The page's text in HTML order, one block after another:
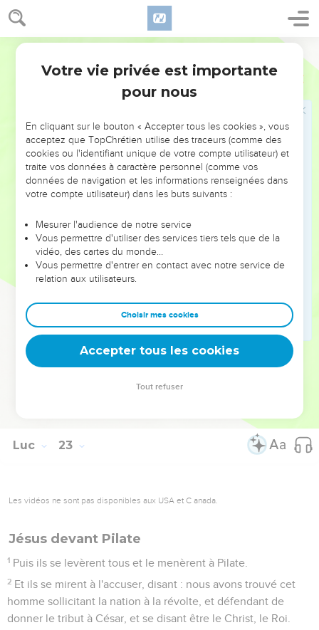
22
frappaient.
64 Et lui ayant bandé les yeux, ils lui donnaient des coups sur
le visage, et l'interrogeaient, disant : devine qui est celui qui
t'a frappé ?
Et ils disaient plusieurs autres choses contre lui, en
Jésus devant le Conseil supérieur
Et quand le jour fut venu, les Anciens du peuple, et les
principaux Sacrificateurs, et les Scribes, s'assemblèrent, et
Et [lui] dirent : si tu es le Christ, dis-le-nous. Et il leur
répondit : si je vous le dis, vous ne le croirez point.
Que si aussi je vous interroge, vous ne me répondrez
point, et vous ne me laisserez point aller.
Désormais le Fils de l'homme sera assis à la droite de la
puissance de Dieu.
Alors ils dirent tous : es-tu donc le Fils de Dieu ? Il leur dit :
vous le dites vous-mêmes que je le suis.
Et ils dirent : qu'avons-nous besoin encore de
Luc 23
Les vidéos ne sont pas disponibles aux USA et C anada.
Jésus devant Pilate
1 Puis ils se levèrent tous et le menèrent à Pilate.
2 Et ils se mirent à l'accuser, disant : nous avons trouvé cet
homme sollicitant la nation à la révolte, et défendant de
donner le tribut à César, et se disant être le Christ, le Roi.
Votre vie privée est importante
pour nous
En cliquant sur le bouton « Accepter tous les cookies », vous
acceptez que TopChrétien utilise des traceurs (comme des
cookies ou l'identifiant unique de votre compte utilisateur) et
traite vos données à caractère personnel (comme vos
données de navigation et les informations renseignées dans
votre compte utilisateur) dans les buts suivants :
Mesurer l'audience de notre service
Vous permettre d'utiliser des services tiers tels que de la
vidéo, des cartes du monde…
Vous permettre d'entrer en contact avec notre service de
relation aux utilisateurs.
Choisir mes cookies
Accepter tous les cookies
Tout refuser